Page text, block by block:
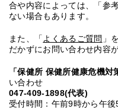
合や内容によっては、「参
ない場合もあります。
また、「 よくあるご質問 」
だかずにお問い合わせ内容
「保健所 保健所健康危機
い合わせ
047-409-1898(代表)
受付時間：午前9時から午